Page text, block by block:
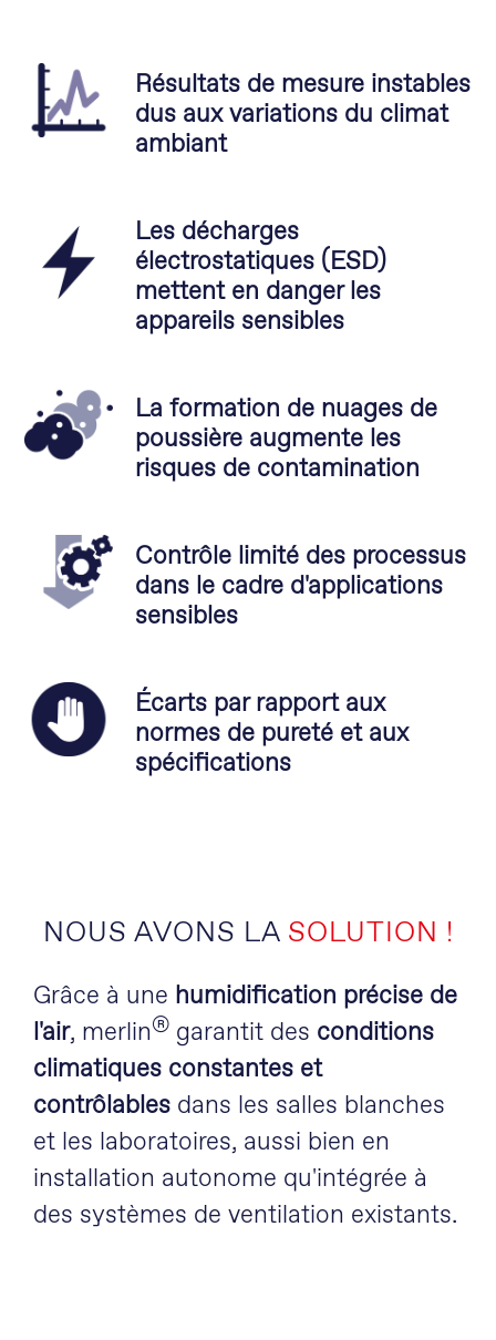
Résultats de mesure instables
dus aux variations du climat
ambiant
Les décharges
électrostatiques (ESD)
mettent en danger les
appareils sensibles
La formation de nuages de
poussière augmente les
risques de contamination
Contrôle limité des processus
dans le cadre d'applications
sensibles
Écarts par rapport aux
normes de pureté et aux
spécifications
NOUS AVONS LA SOLUTION !
Grâce à une humidification précise de
l'air, merlin® garantit des conditions
climatiques constantes et
contrôlables dans les salles blanches
et les laboratoires, aussi bien en
installation autonome qu'intégrée à
des systèmes de ventilation existants.